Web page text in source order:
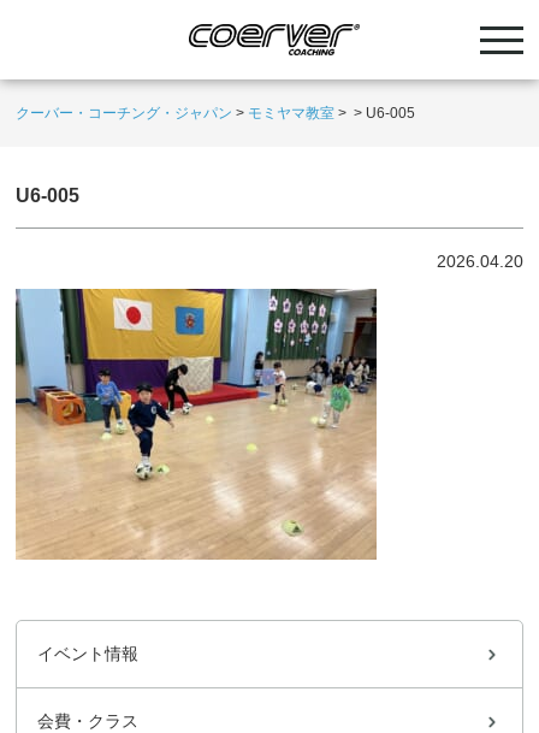
クーバー・コーチング・ジャパン > モミヤマ教室 > > U6-005
U6-005
2026.04.20
イベント情報
会費・クラス